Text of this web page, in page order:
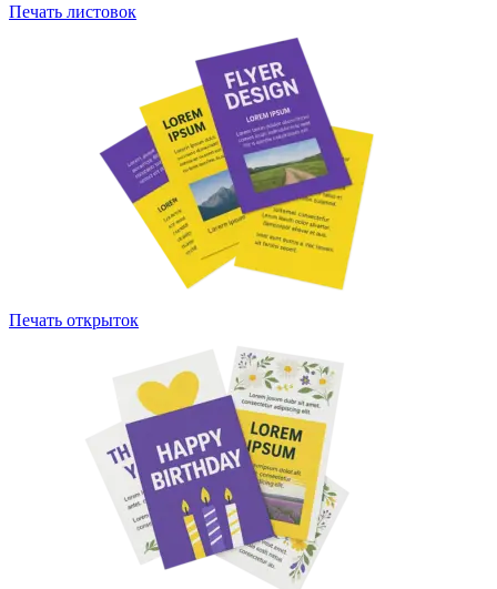
Печать листовок
Печать открыток